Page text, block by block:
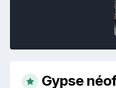
Gypse